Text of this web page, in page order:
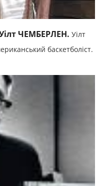
ЧЕМБЕРЛЕН. Уілт
баскетболіст.